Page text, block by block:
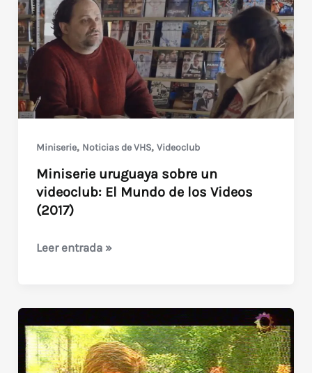
Borrascosas
(Miniserie
–
1978)
Miniserie, Noticias de VHS, Videoclub
Miniserie uruguaya sobre un
videoclub: El Mundo de los Videos
(2017)
Miniserie
un
videoclub:
El
Mundo
Leer entrada »